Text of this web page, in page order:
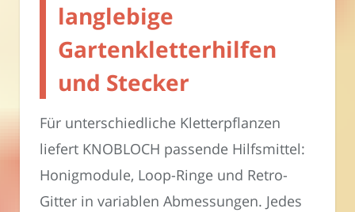
langlebige
Gartenkletterhilfen
und Stecker
Für unterschiedliche Kletterpflanzen
liefert KNOBLOCH passende Hilfsmittel:
Honigmodule, Loop-Ringe und Retro-
Gitter in variablen Abmessungen. Jedes